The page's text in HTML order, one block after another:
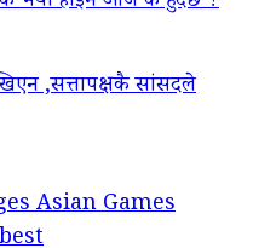
,सत्तापक्षकै सांसदले
Asian Games